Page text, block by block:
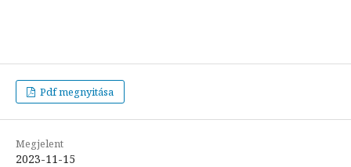
Pdf megnyitása
Megjelent
2023-11-15